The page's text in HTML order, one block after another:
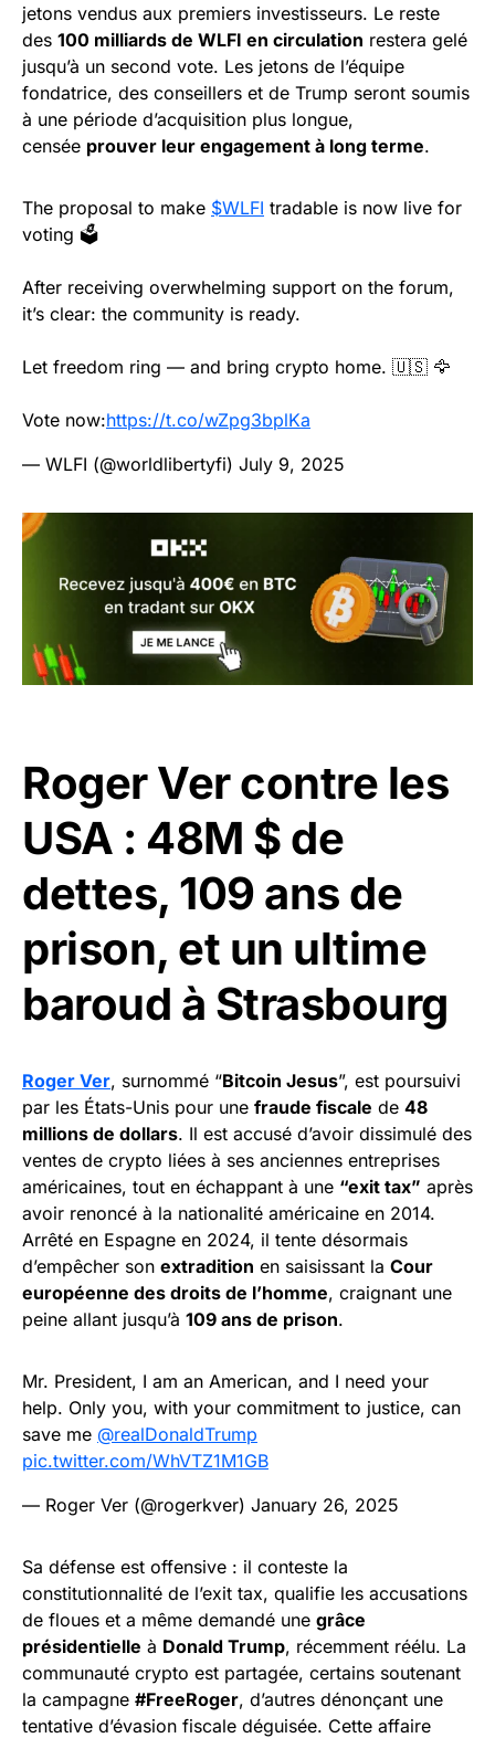
jetons vendus aux premiers investisseurs. Le reste
des 100 milliards de WLFI en circulation restera gelé
jusqu’à un second vote. Les jetons de l’équipe
fondatrice, des conseillers et de Trump seront soumis
à une période d’acquisition plus longue,
censée prouver leur engagement à long terme.
The proposal to make $WLFI tradable is now live for
voting 🗳️
After receiving overwhelming support on the forum,
it’s clear: the community is ready.
Let freedom ring — and bring crypto home. 🇺🇸 🦅
Vote now:https://t.co/wZpg3bplKa
— WLFI (@worldlibertyfi) July 9, 2025
Roger Ver contre les
USA : 48M $ de
dettes, 109 ans de
prison, et un ultime
baroud à Strasbourg
Roger Ver, surnommé “Bitcoin Jesus”, est poursuivi
par les États-Unis pour une fraude fiscale de 48
millions de dollars. Il est accusé d’avoir dissimulé des
ventes de crypto liées à ses anciennes entreprises
américaines, tout en échappant à une “exit tax” après
avoir renoncé à la nationalité américaine en 2014.
Arrêté en Espagne en 2024, il tente désormais
d’empêcher son extradition en saisissant la Cour
européenne des droits de l’homme, craignant une
peine allant jusqu’à 109 ans de prison.
Mr. President, I am an American, and I need your
help. Only you, with your commitment to justice, can
save me @realDonaldTrump
pic.twitter.com/WhVTZ1M1GB
— Roger Ver (@rogerkver) January 26, 2025
Sa défense est offensive : il conteste la
constitutionnalité de l’exit tax, qualifie les accusations
de floues et a même demandé une grâce
présidentielle à Donald Trump, récemment réélu. La
communauté crypto est partagée, certains soutenant
la campagne #FreeRoger, d’autres dénonçant une
tentative d’évasion fiscale déguisée. Cette affaire